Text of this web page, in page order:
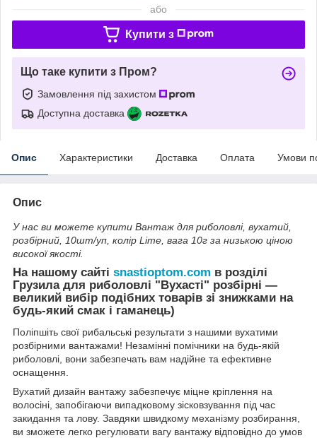
або
Купити з
Що таке купити з Пром?
Замовлення під захистом
Доступна доставка
Опис Характеристики Доставка Оплата Умови
Опис
У нас ви можете купити Вантаж для риболовлі, вухатий,
розбірний, 10шт/уп, колір Lime, вага 10г за низькою ціною
високої якості.
На нашому сайті snastioptom.com в розділі
Грузила для риболовлі "Вухасті" розбірні —
великий вибір подібних товарів зі знижками на
будь-який смак і гаманець)
Поліпшіть свої рибальські результати з нашими вухатими
розбірними вантажами! Незамінні помічники на будь-якій
риболовлі, вони забезпечать вам надійне та ефективне
оснащення.
Вухатий дизайн вантажу забезпечує міцне кріплення на
волосіні, запобігаючи випадковому зісковзування під час
закидання та лову. Завдяки швидкому механізму розбирання,
ви зможете легко регулювати вагу вантажу відповідно до умов